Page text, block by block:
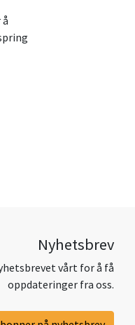
Nyhetsbrev
vårt for å få
oppdateringer fra oss.